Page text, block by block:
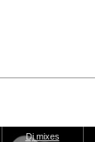
Dj mixes